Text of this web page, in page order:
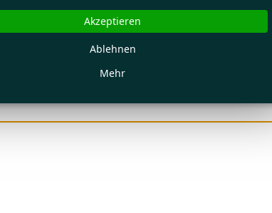
Mehr
Ablehnen
Akzeptieren